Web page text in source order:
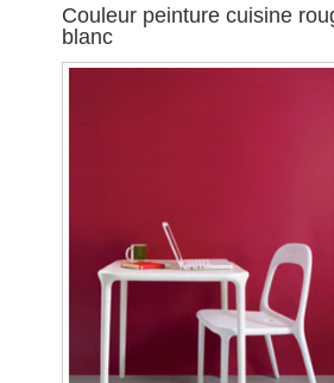
Couleur peinture cuisine
blanc